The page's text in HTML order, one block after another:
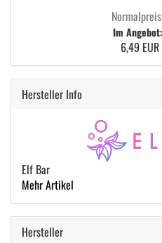
Im
6,49
Hersteller Info
Elf Bar
Mehr Artikel
Hersteller